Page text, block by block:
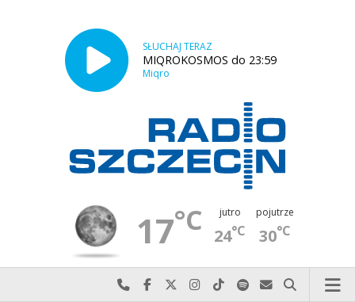
SŁUCHAJ TERAZ
MIQROKOSMOS do 23:59
Miqro
17°C jutro
24°C
pojutrze
30°C
Najlepiej po prostu do nas zadzwoń
Odwiedź nas na Facebook-u
Odwiedź nas na X
Odwiedź nas na Instagram-ie
Odwiedź nas na TikTok-u
Szukaj nas na Spotify
Wyślij do nas
Szukaj